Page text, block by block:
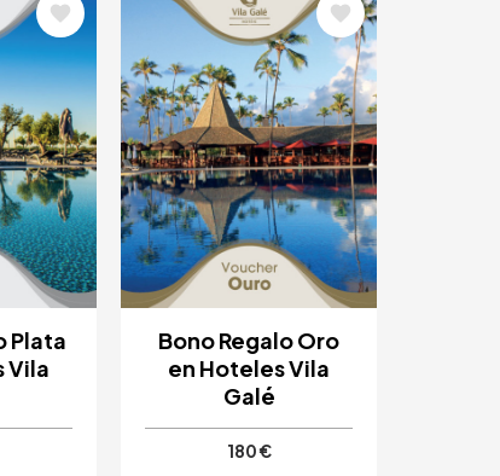
Plata
Vila
Image
Bono Regalo Oro
en Hoteles Vila
Galé
180 €